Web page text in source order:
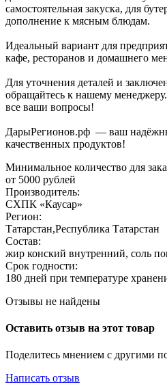
самостоятельная закуска, для
дополнение к мясным блюдам.
Идеальный вариант для
кафе, ресторанов и домашнего
Для уточнения деталей и
обращайтесь к нашему
все ваши вопросы!
ДарыРегионов.рф — ваш
качественных продуктов!
Минимальное количество для
от 5000 рублей
Производитель:
СХПК «Каусар»
Регион:
Татарстан,Республика Татарстан
Состав:
жир конский внутренний, соль
Срок годности:
180 дней при температуре
Отзывы не найдены
Оставить отзыв на этот товар
Поделитесь мнением с другими
Написать отзыв